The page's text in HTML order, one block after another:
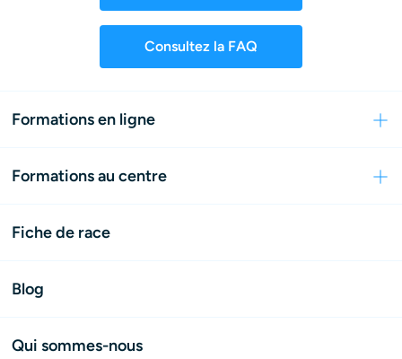
Consultez la FAQ
Formations en ligne
Formations au centre
Fiche de race
Blog
Qui sommes-nous